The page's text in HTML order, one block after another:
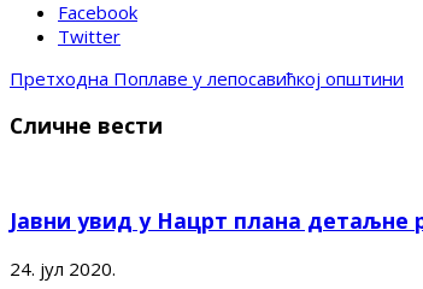
Facebook
Twitter
Претходна Поплаве у лепосавићкој општини
Сличне вести
Јавни увид у Нацрт плана детаљне
24. јул 2020.